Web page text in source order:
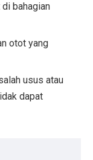
bahagian
otot yang
usus atau
dapat